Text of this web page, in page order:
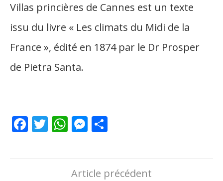
Villas princières de Cannes est un texte
issu du livre « Les climats du Midi de la
France », édité en 1874 par le Dr Prosper
de Pietra Santa.
Facebook
Twitter
WhatsApp
Messenger
Article précédent